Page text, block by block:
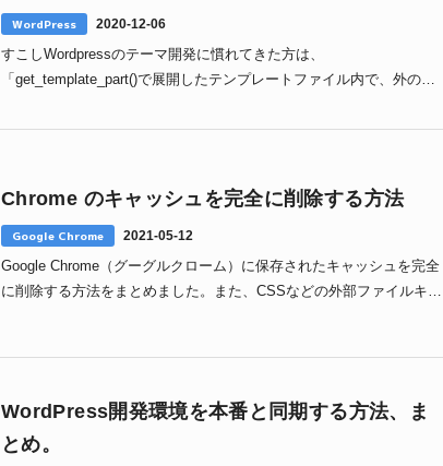
WordPress 2020-12-06
すこしWordpressのテーマ開発に慣れてきた方は、
「get_template_part()で展開したテンプレートファイル内で、外の
Chrome のキャッシュを完全に削除する方法
Google Chrome 2021-05-12
Google Chrome（グーグルクローム）に保存されたキャッシュを完全
に削除する方法をまとめました。また、CSSなどの外部ファイルキャ
WordPress開発環境を本番と同期する方法、ま
とめ。